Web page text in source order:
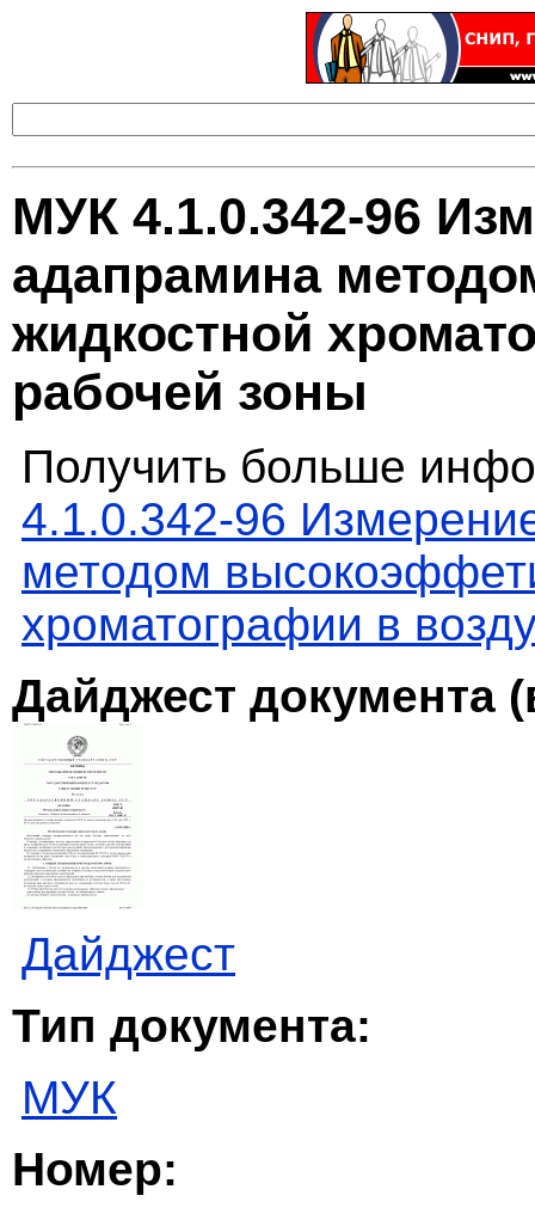
МУК 4.1.0.342-96
адапрамина
жидкостной
рабочей зоны
Получить больше
4.1.0.342-96
методом
хроматографии в
Дайджест документа
Дайджест
Тип документа:
МУК
Номер: